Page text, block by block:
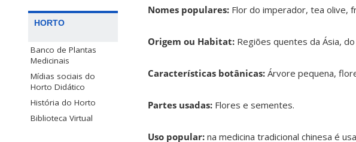
HORTO
Banco de Plantas
Medicinais
Mídias sociais do
Horto Didático
História do Horto
Biblioteca Virtual
Nomes populares: Flor do imperador, tea olive,
Origem ou Habitat: Regiões quentes da Ásia,
Características botânicas: Árvore pequena,
Partes usadas: Flores e sementes.
Uso popular: na medicina tradicional chinesa é